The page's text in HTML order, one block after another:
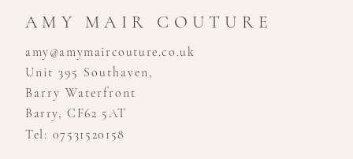
AMY MAIR COUTURE
amy@amymaircouture.co.uk
Unit 395 Southaven,
Barry Waterfront
Barry, CF62 5AT
Tel: 07531520158